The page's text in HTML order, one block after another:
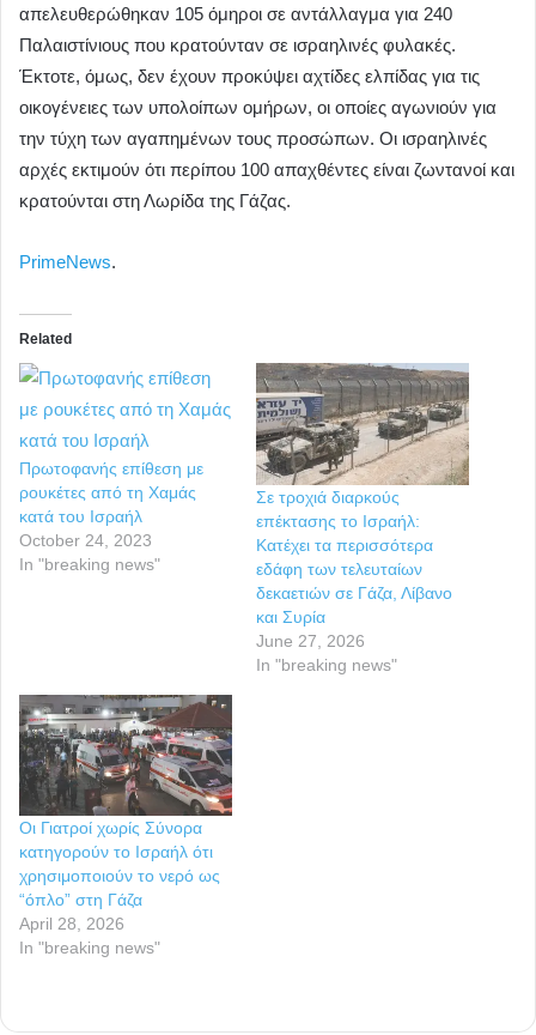
απελευθερώθηκαν 105 όμηροι σε αντάλλαγμα για 240
Παλαιστίνιους που κρατούνταν σε ισραηλινές φυλακές.
Έκτοτε, όμως, δεν έχουν προκύψει αχτίδες ελπίδας για τις
οικογένειες των υπολοίπων ομήρων, οι οποίες αγωνιούν για
την τύχη των αγαπημένων τους προσώπων. Οι ισραηλινές
αρχές εκτιμούν ότι περίπου 100 απαχθέντες είναι ζωντανοί και
κρατούνται στη Λωρίδα της Γάζας.
PrimeNews.
Related
Πρωτοφανής επίθεση με
ρουκέτες από τη Χαμάς
κατά του Ισραήλ
October 24, 2023
In "breaking news"
Σε τροχιά διαρκούς
επέκτασης το Ισραήλ:
Κατέχει τα περισσότερα
εδάφη των τελευταίων
δεκαετιών σε Γάζα, Λίβανο
και Συρία
June 27, 2026
In "breaking news"
Οι Γιατροί χωρίς Σύνορα
κατηγορούν το Ισραήλ ότι
χρησιμοποιούν το νερό ως
“όπλο” στη Γάζα
April 28, 2026
In "breaking news"